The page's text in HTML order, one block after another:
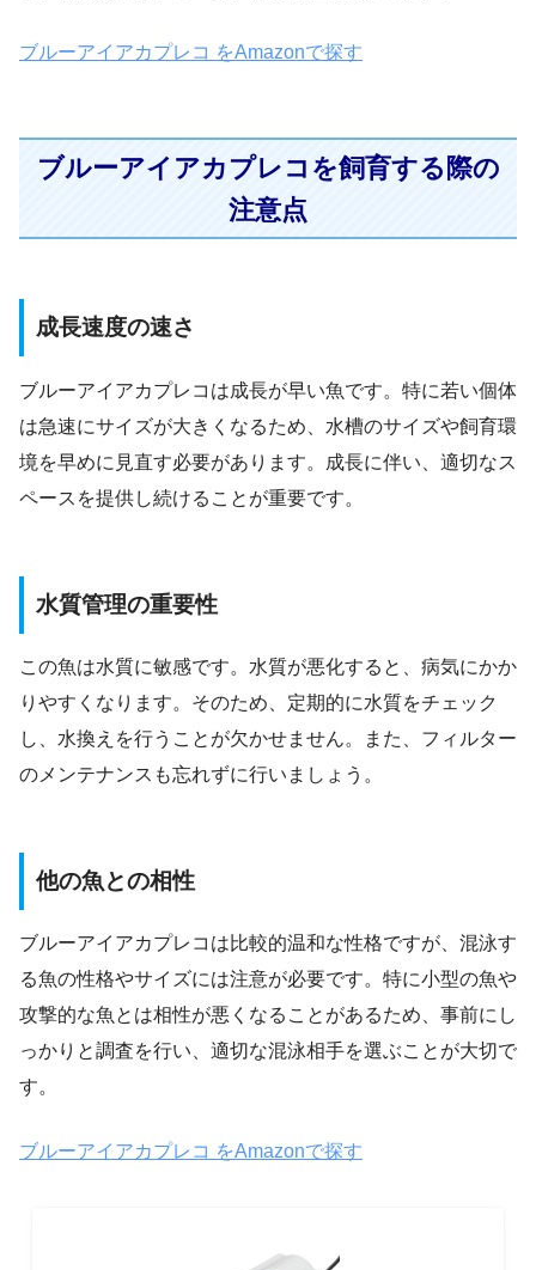
ブルーアイアカプレコ をAmazonで探す
ブルーアイアカプレコを飼育する際の
注意点
成長速度の速さ
ブルーアイアカプレコは成長が早い魚です。特に若い個体
は急速にサイズが大きくなるため、水槽のサイズや飼育環
境を早めに見直す必要があります。成長に伴い、適切なス
ペースを提供し続けることが重要です。
水質管理の重要性
この魚は水質に敏感です。水質が悪化すると、病気にかか
りやすくなります。そのため、定期的に水質をチェック
し、水換えを行うことが欠かせません。また、フィルター
のメンテナンスも忘れずに行いましょう。
他の魚との相性
ブルーアイアカプレコは比較的温和な性格ですが、混泳す
る魚の性格やサイズには注意が必要です。特に小型の魚や
攻撃的な魚とは相性が悪くなることがあるため、事前にし
っかりと調査を行い、適切な混泳相手を選ぶことが大切で
す。
ブルーアイアカプレコ をAmazonで探す